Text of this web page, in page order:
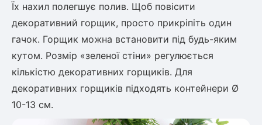
Їх нахил полегшує полив. Щоб повісити
декоративний горщик, просто прикріпіть один
гачок. Горщик можна встановити під будь-яким
кутом. Розмір «зеленої стіни» регулюється
кількістю декоративних горщиків. Для
декоративних горщиків підходять контейнери Ø
10-13 см.